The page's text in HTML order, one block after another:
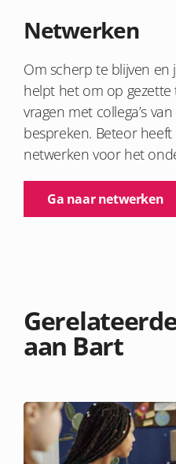
Netwerken
Om scherp te blijven
helpt het om op
vragen met collega’s
bespreken. Beteor
netwerken voor het
Ga naar netwerken
aan Bart